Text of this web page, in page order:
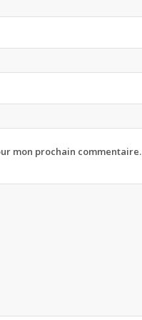
mon prochain commentaire.